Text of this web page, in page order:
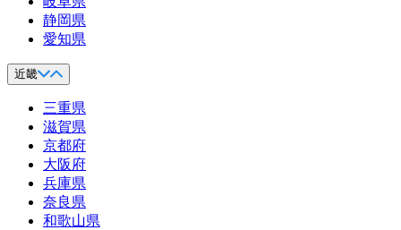
静岡県
愛知県
近畿
三重県
滋賀県
京都府
大阪府
兵庫県
奈良県
和歌山県